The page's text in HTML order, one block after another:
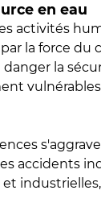
en eau
activités
la force du
la
accidents